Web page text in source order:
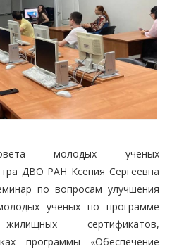
молодых учёных
ДВО РАН Ксения Сергеевна
по вопросам улучшения
ученых по программе
жилищных сертификатов,
программы «Обеспечение